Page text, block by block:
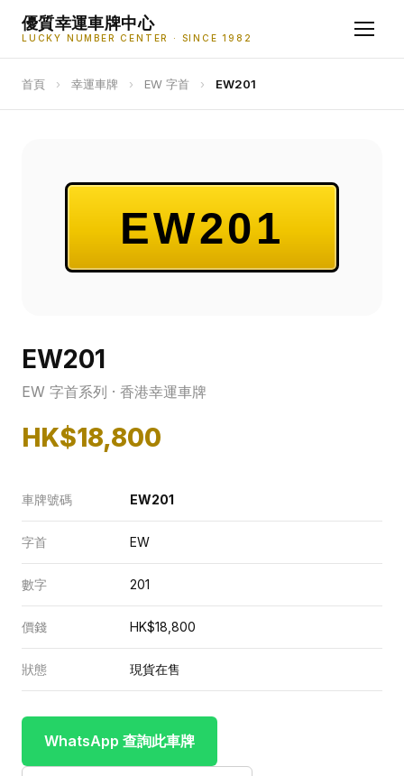
優質幸運車牌中心
LUCKY NUMBER CENTER · SINCE 1982
首頁 › 幸運車牌 › EW 字首 › EW201
EW201
EW201
EW 字首系列 · 香港幸運車牌
HK$18,800
車牌號碼 EW201
字首 EW
數字 201
價錢 HK$18,800
狀態 現貨在售
WhatsApp 查詢此車牌